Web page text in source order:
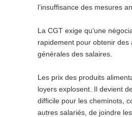
l’insuffisance des mesures
La CGT exige qu’une
rapidement pour obtenir des
générales des salaires.
Les prix des produits
loyers explosent. Il devient
difficile pour les cheminots,
autres salariés, de joindre